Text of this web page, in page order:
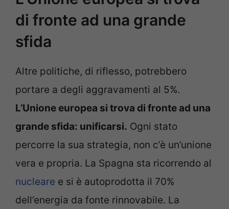
di fronte ad una grande
sfida
Altre politiche, di riflesso, potrebbero
portare a degli aggravamenti al 5%.
L’Unione europea si trova di fronte ad una
grande sfida: unificarsi. Ogni stato
percorre la sua strategia, non c’è un’unione
vera e propria. La Spagna sta ricorrendo al
nucleare e si è autoprodotta il 70%
dell’energia da fonte rinnovabile. La